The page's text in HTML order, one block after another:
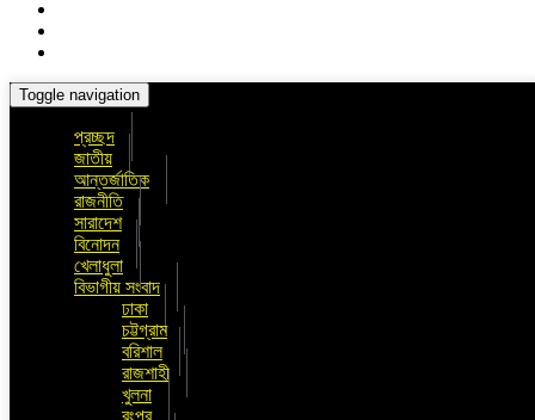
Toggle navigation
প্রচ্ছদ
জাতীয়
আন্তর্জাতিক
রাজনীতি
সারাদেশ
বিনোদন
খেলাধুলা
বিভাগীয় সংবাদ
ঢাকা
চট্টগ্রাম
বরিশাল
রাজশাহী
খুলনা
রংপুর